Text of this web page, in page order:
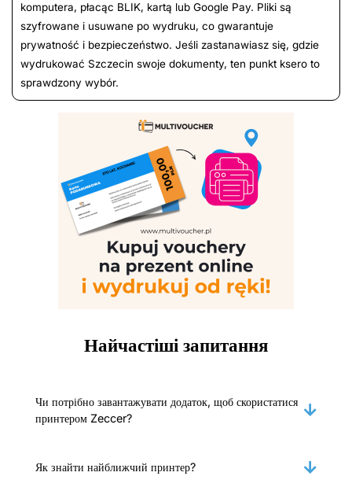
komputera, płacąc BLIK, kartą lub Google Pay. Pliki są
szyfrowane i usuwane po wydruku, co gwarantuje
prywatność i bezpieczeństwo. Jeśli zastanawiasz się, gdzie
wydrukować Szczecin swoje dokumenty, ten punkt ksero to
sprawdzony wybór.
Найчастіші запитання
Чи потрібно завантажувати додаток, щоб скористатися
принтером Zeccer?
Як знайти найближчий принтер?